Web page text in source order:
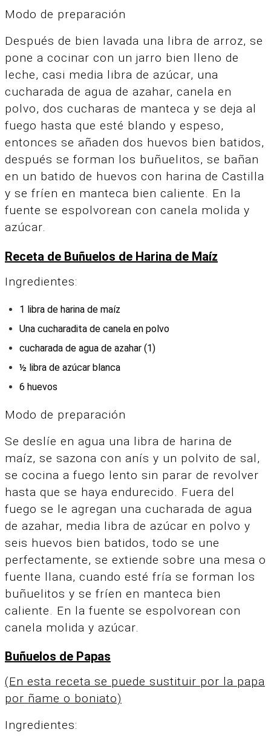
Modo de preparación
Después de bien lavada una libra de arroz, se
pone a cocinar con un jarro bien lleno de
leche, casi media libra de azúcar, una
cucharada de agua de azahar, canela en
polvo, dos cucharas de manteca y se deja al
fuego hasta que esté blando y espeso,
entonces se añaden dos huevos bien batidos,
después se forman los buñuelitos, se bañan
en un batido de huevos con harina de Castilla
y se fríen en manteca bien caliente. En la
fuente se espolvorean con canela molida y
azúcar.
Receta de Buñuelos de Harina de Maíz
Ingredientes:
1 libra de harina de maíz
Una cucharadita de canela en polvo
cucharada de agua de azahar (1)
½ libra de azúcar blanca
6 huevos
Modo de preparación
Se deslíe en agua una libra de harina de
maíz, se sazona con anís y un polvito de sal,
se cocina a fuego lento sin parar de revolver
hasta que se haya endurecido. Fuera del
fuego se le agregan una cucharada de agua
de azahar, media libra de azúcar en polvo y
seis huevos bien batidos, todo se une
perfectamente, se extiende sobre una mesa o
fuente llana, cuando esté fría se forman los
buñuelitos y se fríen en manteca bien
caliente. En la fuente se espolvorean con
canela molida y azúcar.
Buñuelos de Papas
(En esta receta se puede sustituir por la papa
por ñame o boniato)
Ingredientes: